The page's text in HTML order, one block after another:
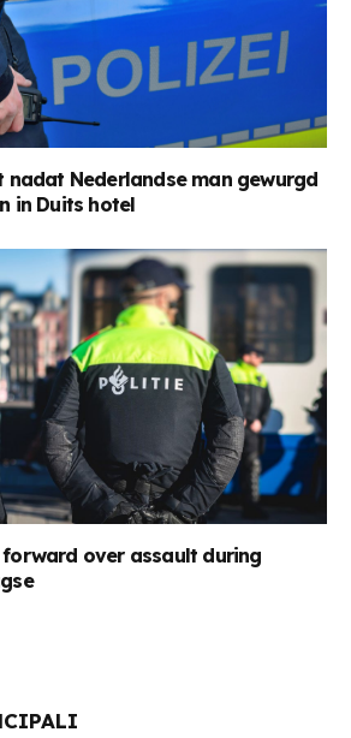
Nederlandse man gewurgd
in Duits hotel
forward over assault during